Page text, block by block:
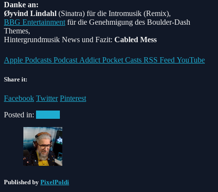
Danke an:
Øyvind Lindahl (Sinatra) für die Intromusik (Remix),
BBG Entertainment für die Genehmigung des Boulder-Dash
Themes,
Hintergrundmusik News und Fazit: Cabled Mess
Apple Podcasts Podcast Addict Pocket Casts RSS Feed YouTube
Share it:
Facebook Twitter Pinterest
Posted in:
Published by PixelPoldi